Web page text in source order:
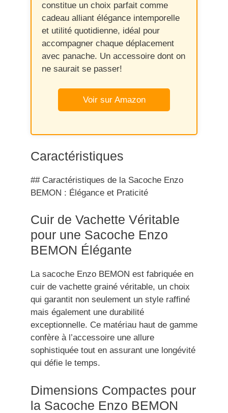
constitue un choix parfait comme
cadeau alliant élégance intemporelle
et utilité quotidienne, idéal pour
accompagner chaque déplacement
avec panache. Un accessoire dont on
ne saurait se passer!
Voir sur Amazon
Caractéristiques
## Caractéristiques de la Sacoche Enzo
BEMON : Élégance et Praticité
Cuir de Vachette Véritable
pour une Sacoche Enzo
BEMON Élégante
La sacoche Enzo BEMON est fabriquée en
cuir de vachette grainé véritable, un choix
qui garantit non seulement un style raffiné
mais également une durabilité
exceptionnelle. Ce matériau haut de gamme
confère à l’accessoire une allure
sophistiquée tout en assurant une longévité
qui défie le temps.
Dimensions Compactes pour
la Sacoche Enzo BEMON